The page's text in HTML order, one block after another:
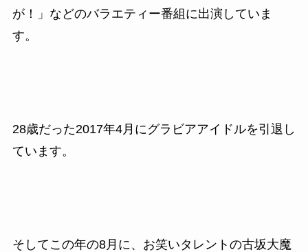
が！」などのバラエティー番組に出演していま
す。
28歳だった2017年4月にグラビアアイドルを引退し
ています。
そしてこの年の8月に、お笑いタレントの古坂大魔